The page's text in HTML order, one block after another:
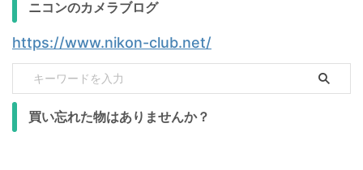
ニコンのカメラブログ
https://www.nikon-club.net/
買い忘れた物はありませんか？